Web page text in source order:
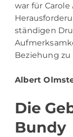
war für
ständigen
Beziehung
Albert
Die
Bundy